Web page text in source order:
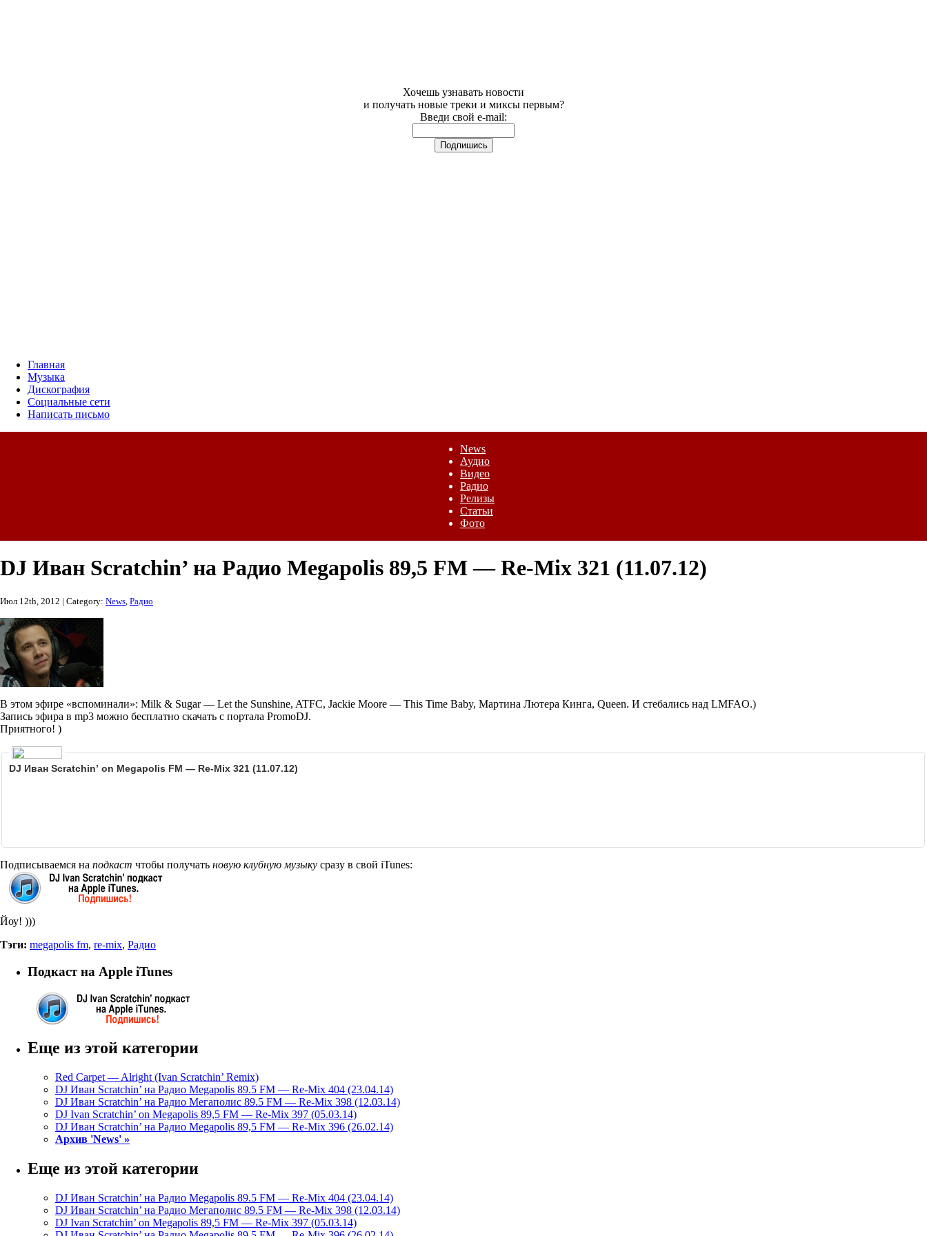
Хочешь узнавать новости
и получать новые треки и миксы первым?
Введи свой e-mail:
Главная
Музыка
Дискография
Социальные сети
Написать письмо
News
Аудио
Видео
Радио
Релизы
Статьи
Фото
DJ Иван Scratchin’ на Радио Megapolis 89,5 FM — Re-Mix 321 (11.07.12)
Июл 12th, 2012 | Category: News Радио
В этом эфире «вспоминали»: Milk & Sugar — Let the Sunshine, ATFC, Jackie Moore — This Time Baby, Мартина Лютера Кинга, Queen. И стебались над LMFAO.)
Запись эфира в mp3 можно бесплатно скачать с портала PromoDJ.
Приятного! )
DJ Иван Scratchin’ on Megapolis FM — Re-Mix 321 (11.07.12)
Подписываемся на подкаст чтобы получать новую клубную музыку сразу в свой iTunes:
Йоу! )))
Тэги: megapolis fm, re-mix, Радио
Подкаст на Apple iTunes
Еще из этой категории
Red Carpet — Alright (Ivan Scratchin’ Remix)
DJ Иван Scratchin’ на Радио Megapolis 89.5 FM — Re-Mix 404 (23.04.14)
DJ Иван Scratchin’ на Радио Мегаполис 89.5 FM — Re-Mix 398 (12.03.14)
DJ Ivan Scratchin’ on Megapolis 89,5 FM — Re-Mix 397 (05.03.14)
DJ Иван Scratchin’ на Радио Megapolis 89,5 FM — Re-Mix 396 (26.02.14)
Архив 'News' »
Еще из этой категории
DJ Иван Scratchin’ на Радио Megapolis 89.5 FM — Re-Mix 404 (23.04.14)
DJ Иван Scratchin’ на Радио Мегаполис 89.5 FM — Re-Mix 398 (12.03.14)
DJ Ivan Scratchin’ on Megapolis 89,5 FM — Re-Mix 397 (05.03.14)